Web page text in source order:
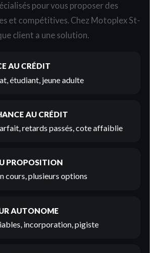
pour vous proposer des
et compétitives. Chez Motoplex St-
client a une solution.
AU CRÉDIT
étudiant, jeune adulte
AU CRÉDIT
retards passés, cote affaiblie
PROPOSITION
cours, plusieurs options
AUTONOME
incorporation, pigiste